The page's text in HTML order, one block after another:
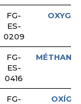
FG-
ES-
0209
FG-
ES-
0416
FG-